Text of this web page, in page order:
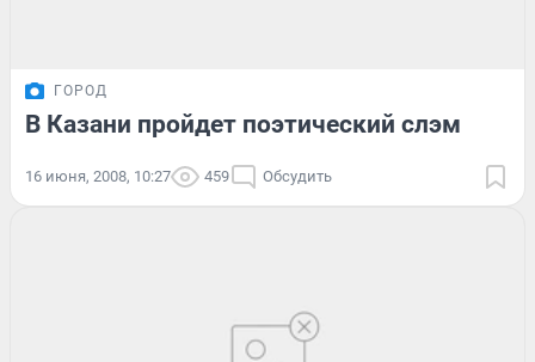
ГОРОД
В Казани пройдет поэтический слэм
16 июня, 2008, 10:27 459 Обсудить